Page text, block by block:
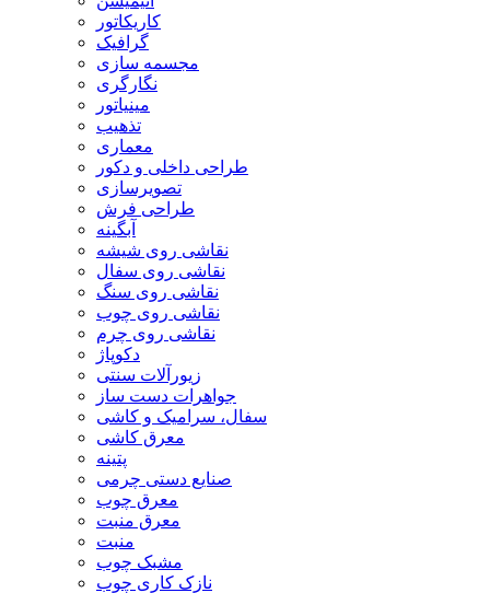
کاریکاتور
گرافیک
مجسمه سازی
نگارگری
مینیاتور
تذهیب
معماری
طراحی داخلی و دکور
تصویرسازی
طراحی فرش
آبگینه
نقاشی روی شیشه
نقاشی روی سفال
نقاشی روی سنگ
نقاشی روی چوب
نقاشی روی چرم
دکوپاژ
زیورآلات سنتی
جواهرات دست ساز
سفال، سرامیک و کاشی
معرق کاشی
پتینه
صنایع دستی چرمی
معرق چوب
معرق منبت
منبت
مشبک چوب
نازک کاری چوب